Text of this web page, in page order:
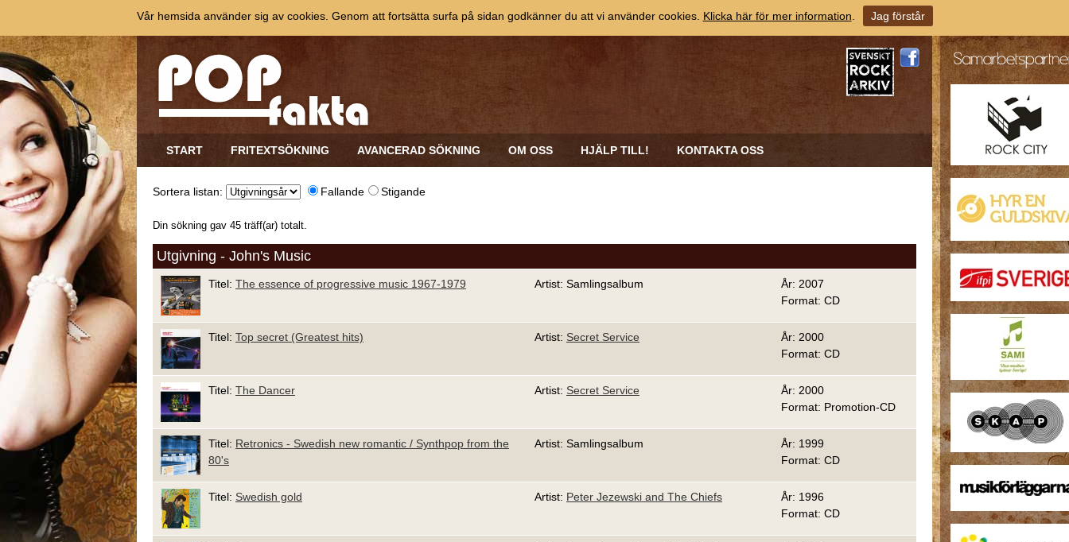
START FRITEXTSÖKNING AVANCERAD SÖKNING OM OSS HJÄLP TILL! KONTAKTA OSS
Sortera listan: Fallande Stigande
Din sökning gav 45 träff(ar) totalt.
Utgivning - John's Music
Titel: The essence of progressive music 1967-1979 Artist: Samlingsalbum
År: 2007
Format: CD
Titel: Top secret (Greatest hits) Artist: Secret Service
År: 2000
Format: CD
Titel: The Dancer Artist: Secret Service
År: 2000
Format: Promotion-CD
Titel: Retronics - Swedish new romantic / Synthpop from the
80's
Artist: Samlingsalbum
År: 1999
Format: CD
Titel: Swedish gold Artist: Peter Jezewski and The Chiefs
År: 1996
Format: CD
Vår hemsida använder sig av cookies. Genom att fortsätta surfa på sidan godkänner du att vi använder cookies. Klicka här för mer information Jag förstår